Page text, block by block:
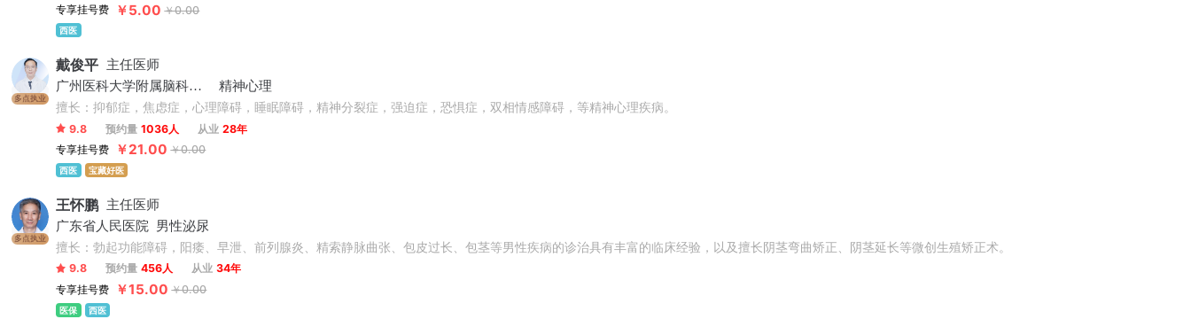
专享挂号费
￥5.00 ￥0.00
西医
多点执业
戴俊平 主任医师
广州医科大学附属脑科医院
精神心理
擅长：抑郁症，焦虑症，心理障碍，睡眠障碍，精神分裂症，强迫症，恐惧症，双相情感障碍，等精神心理疾病。
9.8 预约量 1036人 从业 28年
专享挂号费
￥21.00 ￥0.00
西医 宝藏好医
多点执业
王怀鹏 主任医师
广东省人民医院
男性泌尿
擅长：勃起功能障碍，阳痿、早泄、前列腺炎、精索静脉曲张、包皮过长、包茎等男性疾病的诊治具有丰富的临床经验，以及擅长阴茎弯曲矫正、阴茎延长等微创生殖矫正术。
9.8 预约量 456人 从业 34年
专享挂号费
￥15.00 ￥0.00
医保 西医